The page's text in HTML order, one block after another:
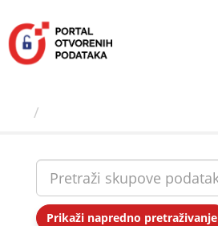
sadržaj
Prikaži napredno pretraživanje